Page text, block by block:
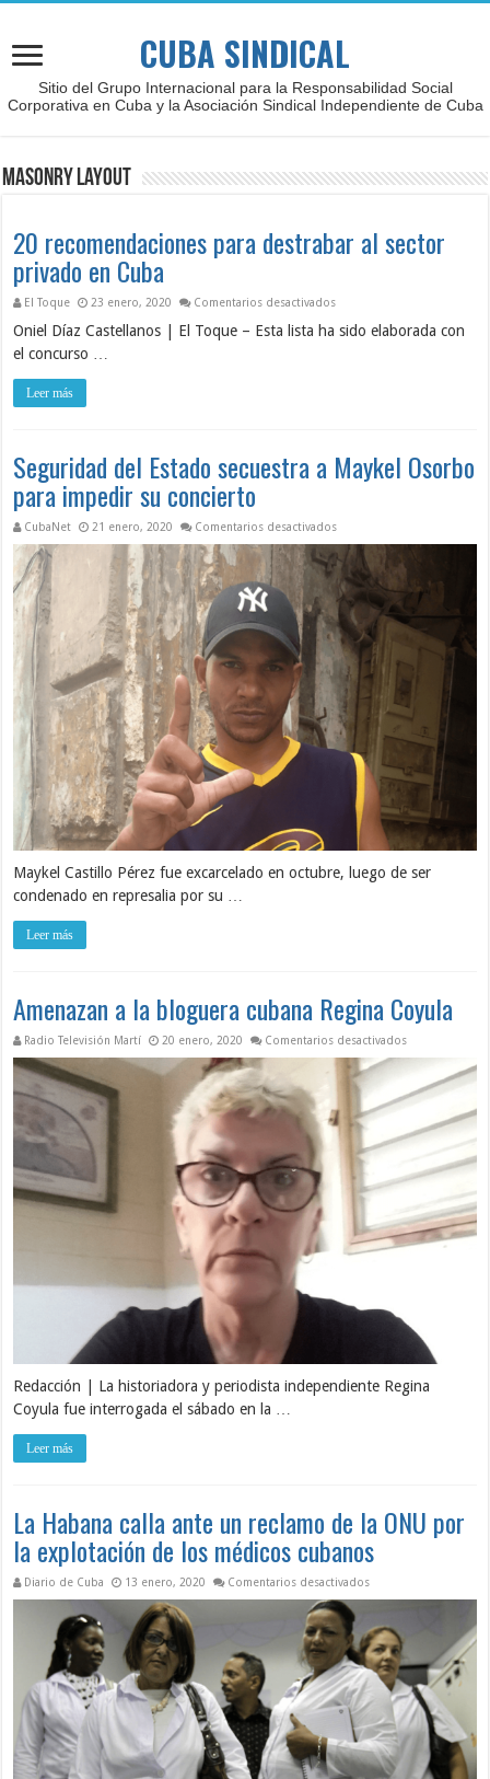
CUBA SINDICAL
Sitio del Grupo Internacional para la Responsabilidad Social
Corporativa en Cuba y la Asociación Sindical Independiente de Cuba
Masonry Layout
20 recomendaciones para destrabar al sector
privado en Cuba
El Toque 23 enero, 2020 Comentarios desactivadosen 20 recomendaciones
Oniel Díaz Castellanos | El Toque – Esta lista ha sido elaborada con
el concurso …
Leer más
Seguridad del Estado secuestra a Maykel Osorbo
para impedir su concierto
CubaNet 21 enero, 2020 Comentarios desactivadosen Seguridad del Estado
Maykel Castillo Pérez fue excarcelado en octubre, luego de ser
condenado en represalia por su …
Leer más
Amenazan a la bloguera cubana Regina Coyula
Radio Televisión Martí 20 enero, 2020 Comentarios desactivadosen Amenazan a
Redacción | La historiadora y periodista independiente Regina
Coyula fue interrogada el sábado en la …
Leer más
La Habana calla ante un reclamo de la ONU por
la explotación de los médicos cubanos
Diario de Cuba 13 enero, 2020 Comentarios desactivadosen La Habana calla